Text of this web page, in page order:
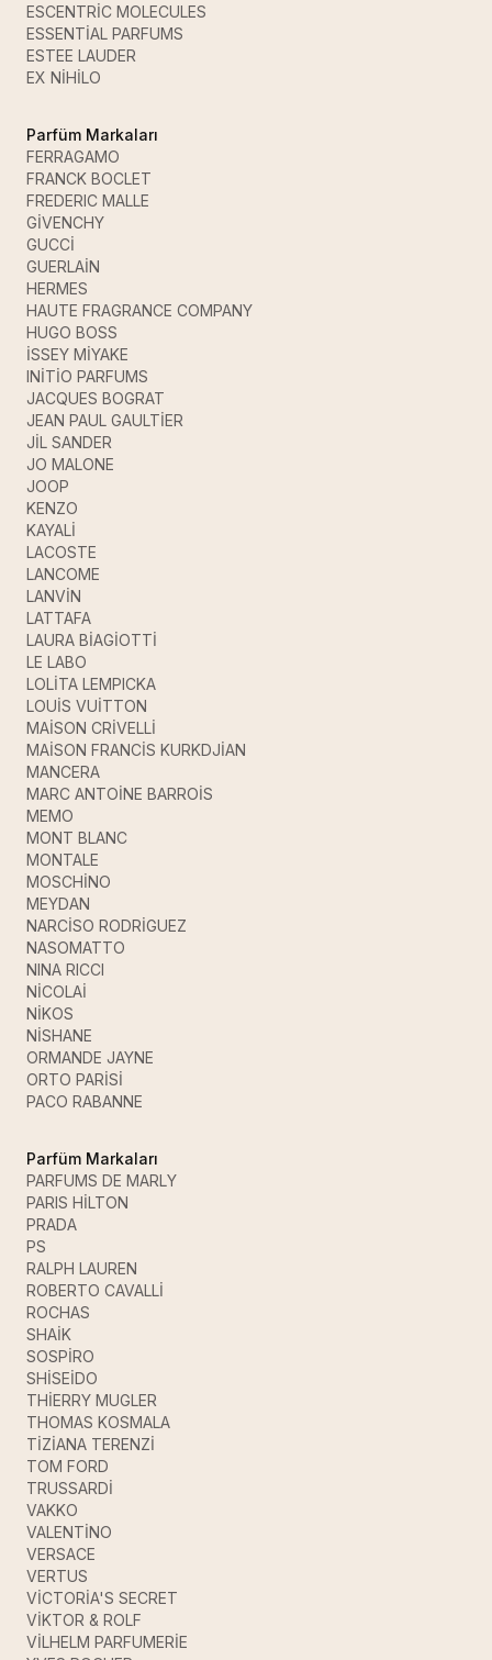
ESCENTRİC MOLECULES
ESSENTİAL PARFUMS
ESTEE LAUDER
EX NİHİLO
Parfüm Markaları
FERRAGAMO
FRANCK BOCLET
FREDERIC MALLE
GİVENCHY
GUCCİ
GUERLAİN
HERMES
HAUTE FRAGRANCE COMPANY
HUGO BOSS
İSSEY MİYAKE
INİTİO PARFUMS
JACQUES BOGRAT
JEAN PAUL GAULTİER
JİL SANDER
JO MALONE
JOOP
KENZO
KAYALİ
LACOSTE
LANCOME
LANVİN
LATTAFA
LAURA BİAGİOTTİ
LE LABO
LOLİTA LEMPICKA
LOUİS VUİTTON
MAİSON CRİVELLİ
MAİSON FRANCİS KURKDJİAN
MANCERA
MARC ANTOİNE BARROİS
MEMO
MONT BLANC
MONTALE
MOSCHİNO
MEYDAN
NARCİSO RODRİGUEZ
NASOMATTO
NINA RICCI
NİCOLAİ
NİKOS
NİSHANE
ORMANDE JAYNE
ORTO PARİSİ
PACO RABANNE
Parfüm Markaları
PARFUMS DE MARLY
PARIS HİLTON
PRADA
PS
RALPH LAUREN
ROBERTO CAVALLİ
ROCHAS
SHAİK
SOSPİRO
SHİSEİDO
THİERRY MUGLER
THOMAS KOSMALA
TİZİANA TERENZİ
TOM FORD
TRUSSARDİ
VAKKO
VALENTİNO
VERSACE
VERTUS
VİCTORİA'S SECRET
VİKTOR & ROLF
VİLHELM PARFUMERİE